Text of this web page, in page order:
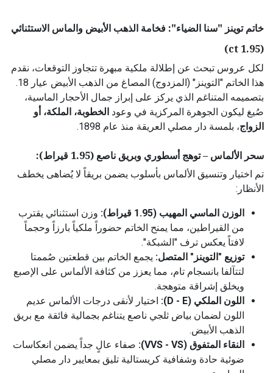
خاتم توينز "سنا الضياء": فخامة الذهب الأبيض والماس الاستثنائي
(1.95 ct)
لكل عروس تبحث عن إطلالة ملكية مبهرة تتجاوز التوقعات، نقدم
هذا الخاتم "التوينز" (المزدوج) المصاغ من الذهب الأبيض عيار 18.
بتصميمه المتناغم الذي يركز على إبراز جمال الأحجار الماسية،
صُيغ ليكون الجوهرة المركزية في وعود الخطوبة، الملكة، أو
الزواج، بلمسة دار مصلي العريقة منذ عام 1898.
سحر الألماس – توهج أسطوري وبريق ناصع (1.95 قيراط):
تم اختيار وتنسيق الألماس بأسلوب يضمن بريقاً لا يُضاهى يخطف
الأنظار:
الوزن الماسي المهيب (1.95 قيراط):
وزن استثنائي يقترب
من القيراطين، مما يمنح الخاتم حضوراً ملكياً بارزاً وحجماً
لافتاً يعكس ترف "الشبكة".
توزيع "التوينز" المتصل: يجمع الخاتم بين قطعتين صُممتا
لتتآلفا بانسجام تام، مما يعزز من كثافة الألماس على الإصبع
ويخلق إشراقة متوهجة.
اللون الملكي (D - E):
اختيار لأنقى درجات الألماس عديم
اللون لضمان بياض ثلجي ناصع يتناغم بجمالية فائقة مع بريق
الذهب الأبيض.
النقاء المتفوق (VVS - VS):
صفاء عالٍ جداً يضمن انعكاسات
ضوئية حادة وشفافية كريستالية تليق بمعايير دار مصلي